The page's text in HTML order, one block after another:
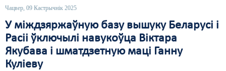
Чацвер, 09 Кастрычнік 2025
У міждзяржаўную базу вышуку Беларусі і
Расіі ўключылі навукоўца Віктара
Якубава і шматдзетную маці Ганну
Куліеву